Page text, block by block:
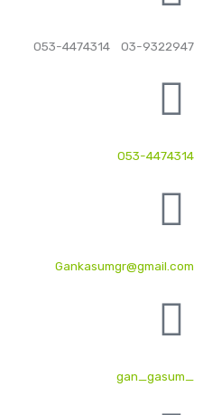
03-9322947 053-4474314
053-4474314
Gankasumgr@gmail.com
_gan_gasum